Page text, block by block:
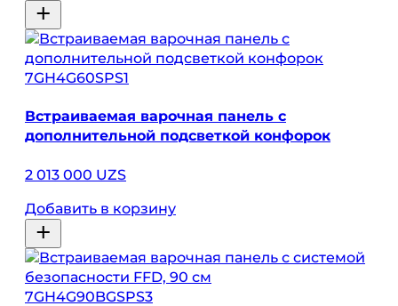
7GH4G60SPS1
Встраиваемая варочная панель с
дополнительной подсветкой конфорок
2 013 000 UZS
Добавить в корзину
7GH4G90BGSPS3